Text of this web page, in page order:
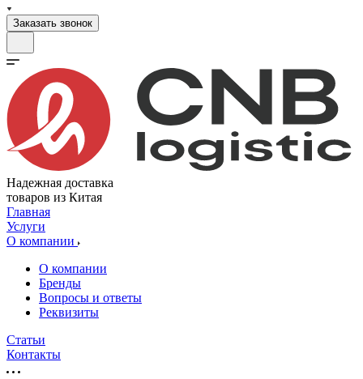
Заказать звонок
Надежная доставка
товаров из Китая
Главная
Услуги
О компании
О компании
Бренды
Вопросы и ответы
Реквизиты
Статьи
Контакты